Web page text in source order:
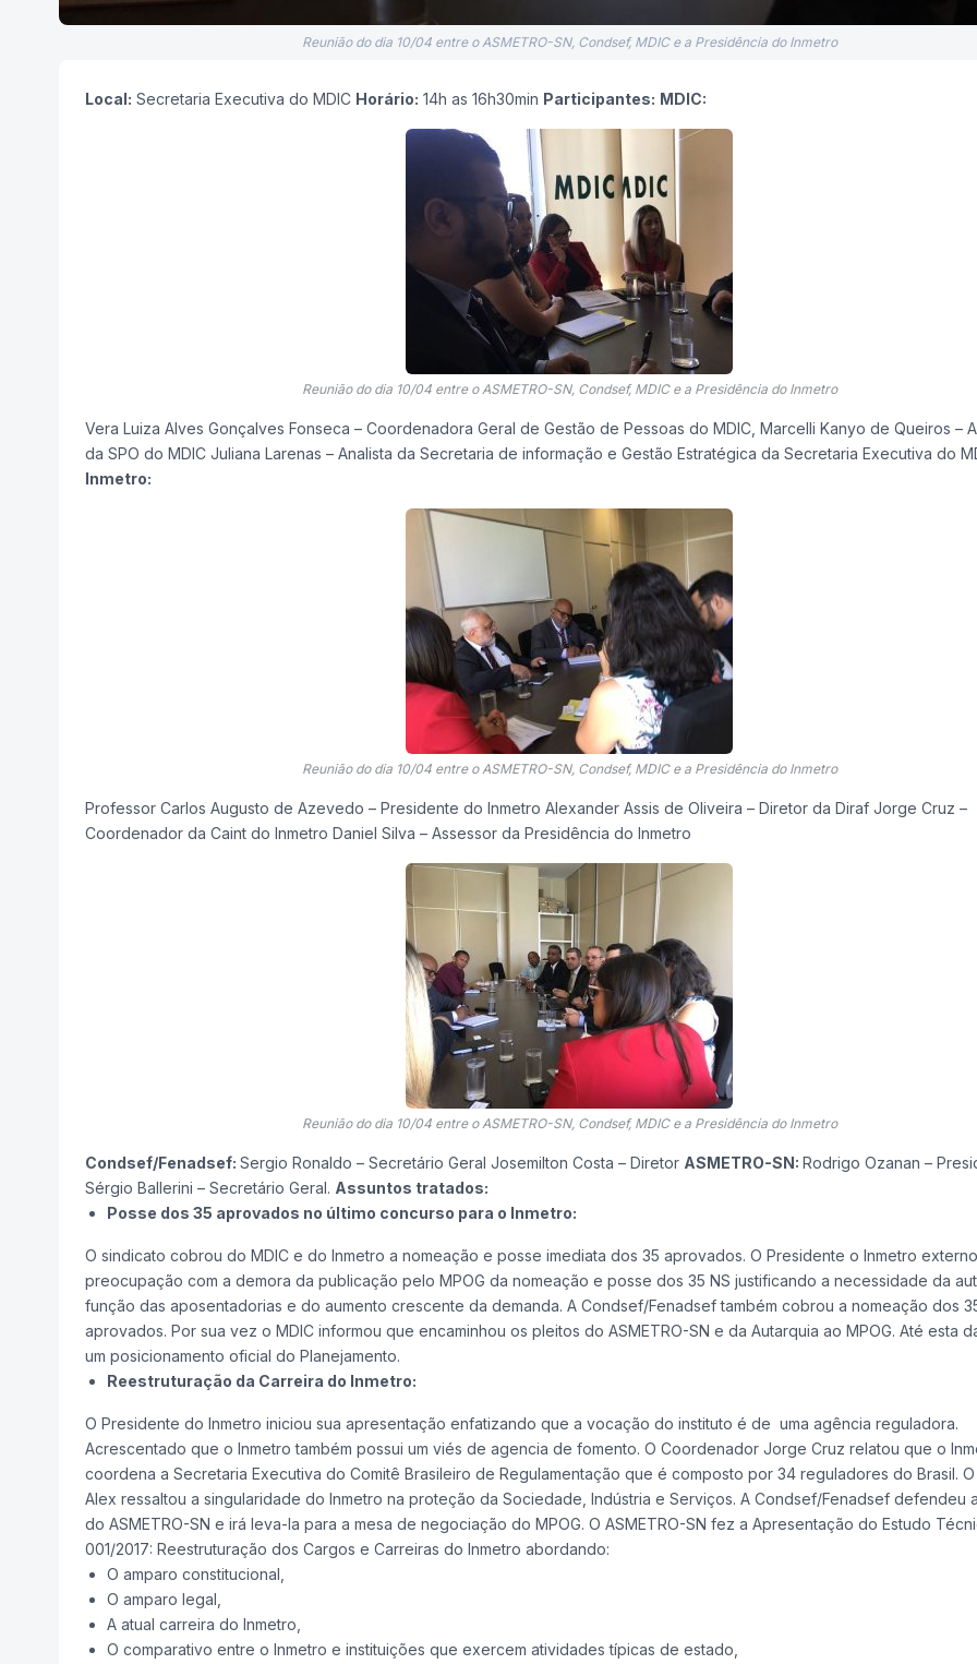
Reunião do dia 10/04 entre o ASMETRO-SN, Condsef, MDIC e a Presidência do Inmetro
Local: Secretaria Executiva do MDIC Horário: 14h as 16h30min Participantes: MDIC:
Reunião do dia 10/04 entre o ASMETRO-SN, Condsef, MDIC e a Presidência do Inmetro
Vera Luiza Alves Gonçalves Fonseca – Coordenadora Geral de Gestão de Pessoas do MDIC, Marcelli Kanyo de Queiros –
da SPO do MDIC Juliana Larenas – Analista da Secretaria de informação e Gestão Estratégica da Secretaria Executiva do
Inmetro:
Reunião do dia 10/04 entre o ASMETRO-SN, Condsef, MDIC e a Presidência do Inmetro
Professor Carlos Augusto de Azevedo – Presidente do Inmetro Alexander Assis de Oliveira – Diretor da Diraf Jorge Cruz –
Coordenador da Caint do Inmetro Daniel Silva – Assessor da Presidência do Inmetro
Reunião do dia 10/04 entre o ASMETRO-SN, Condsef, MDIC e a Presidência do Inmetro
Condsef/Fenadsef: Sergio Ronaldo – Secretário Geral Josemilton Costa – Diretor ASMETRO-SN: Rodrigo Ozanan –
Sérgio Ballerini – Secretário Geral. Assuntos tratados:
Posse dos 35 aprovados no último concurso para o Inmetro:
O sindicato cobrou do MDIC e do Inmetro a nomeação e posse imediata dos 35 aprovados. O Presidente o Inmetro
preocupação com a demora da publicação pelo MPOG da nomeação e posse dos 35 NS justificando a necessidade da
função das aposentadorias e do aumento crescente da demanda. A Condsef/Fenadsef também cobrou a nomeação dos
aprovados. Por sua vez o MDIC informou que encaminhou os pleitos do ASMETRO-SN e da Autarquia ao MPOG. Até esta
um posicionamento oficial do Planejamento.
Reestruturação da Carreira do Inmetro:
O Presidente do Inmetro iniciou sua apresentação enfatizando que a vocação do instituto é de uma agência reguladora.
Acrescentado que o Inmetro também possui um viés de agencia de fomento. O Coordenador Jorge Cruz relatou que o
coordena a Secretaria Executiva do Comitê Brasileiro de Regulamentação que é composto por 34 reguladores do Brasil.
Alex ressaltou a singularidade do Inmetro na proteção da Sociedade, Indústria e Serviços. A Condsef/Fenadsef defendeu
do ASMETRO-SN e irá leva-la para a mesa de negociação do MPOG. O ASMETRO-SN fez a Apresentação do Estudo
001/2017: Reestruturação dos Cargos e Carreiras do Inmetro abordando:
O amparo constitucional,
O amparo legal,
A atual carreira do Inmetro,
O comparativo entre o Inmetro e instituições que exercem atividades típicas de estado,